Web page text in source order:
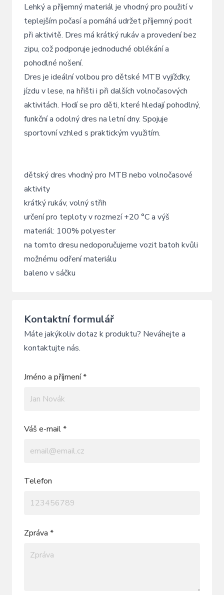
Lehký a příjemný materiál je vhodný pro použití v
teplejším počasí a pomáhá udržet příjemný pocit
při aktivitě. Dres má krátký rukáv a provedení bez
zipu, což podporuje jednoduché oblékání a
pohodlné nošení.
Dres je ideální volbou pro dětské MTB vyjížďky,
jízdu v lese, na hřišti i při dalších volnočasových
aktivitách. Hodí se pro děti, které hledají pohodlný,
funkční a odolný dres na letní dny. Spojuje
sportovní vzhled s praktickým využitím.
dětský dres vhodný pro MTB nebo volnočasové
aktivity
krátký rukáv, volný střih
určení pro teploty v rozmezí +20 °C a výš
materiál: 100% polyester
na tomto dresu nedoporučujeme vozit batoh kvůli
možnému odření materiálu
baleno v sáčku
Kontaktní formulář
Máte jakýkoliv dotaz k produktu? Neváhejte a
kontaktujte nás.
Jméno a příjmení *
Váš e-mail *
Telefon
Zpráva *